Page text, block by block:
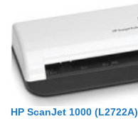
HP ScanJet 1000 (L2722A)